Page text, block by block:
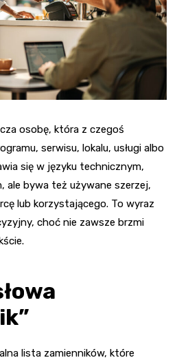
osobę, która z czegoś
serwisu, lokalu, usługi albo
się w języku technicznym,
ale bywa też używane szerzej,
lub korzystającego. To wyraz
choć nie zawsze brzmi
lista zamienników, które